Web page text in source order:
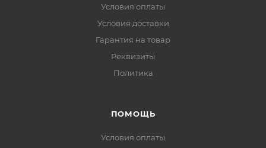
Условия оплаты
Условия доставки
Гарантия на товар
Реквизиты
Политика
ПОМОЩЬ
Условия оплаты